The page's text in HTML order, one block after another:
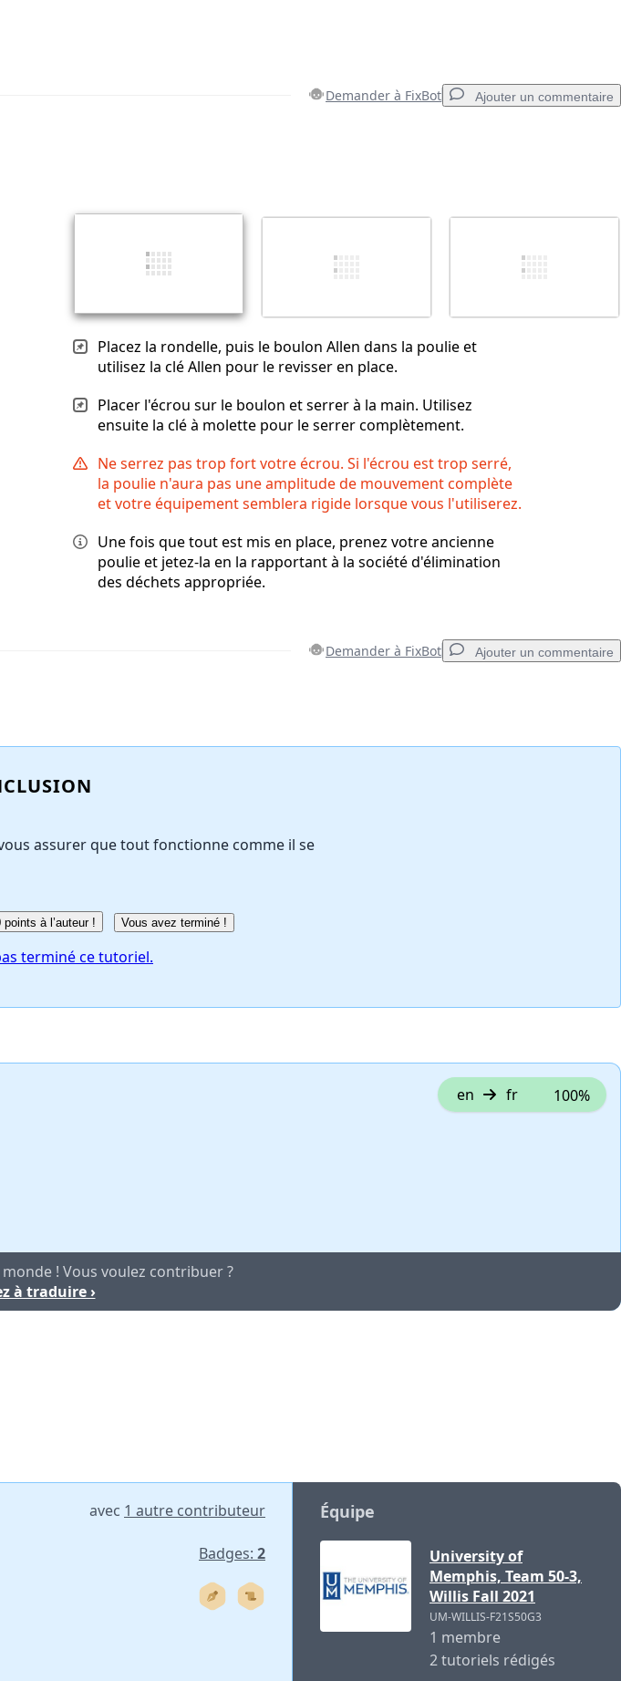
Demander à FixBot Ajouter un commentaire
Publier un commentaire
Placez la rondelle, puis le boulon Allen dans la poulie et
utilisez la clé Allen pour le revisser en place.
Placer l'écrou sur le boulon et serrer à la main. Utilisez
ensuite la clé à molette pour le serrer complètement.
Ne serrez pas trop fort votre écrou. Si l'écrou est trop serré,
la poulie n'aura pas une amplitude de mouvement complète
et votre équipement semblera rigide lorsque vous l'utiliserez.
Une fois que tout est mis en place, prenez votre ancienne
poulie et jetez-la en la rapportant à la société d'élimination
des déchets appropriée.
Demander à FixBot Ajouter un commentaire
assurer que tout fonctionne comme il se
à l’auteur ! Vous avez terminé !
terminé ce tutoriel.
en fr 100%
! Vous voulez contribuer ?
à traduire ›
avec 1 autre contributeur
Badges: 2
Équipe
University of
Memphis, Team 50-3,
Willis Fall 2021
UM-WILLIS-F21S50G3
1 membre
2 tutoriels rédigés